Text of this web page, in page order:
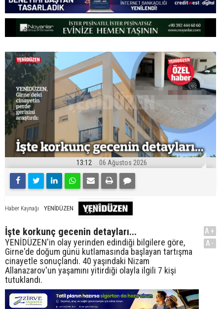
13:12 06 Ağustos 2026
Haber Kaynağı YENİDÜZEN
İşte korkunç gecenin detayları...
YENİDÜZEN'in olay yerinden edindiği bilgilere göre,
Girne'de doğum günü kutlamasında başlayan tartışma
cinayetle sonuçlandı. 40 yaşındaki Nizam
Allanazarov'un yaşamını yitirdiği olayla ilgili 7 kişi
tutuklandı.
A+
A-